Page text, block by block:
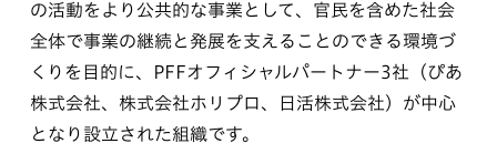
の活動をより公共的な事業として、官民を含めた社会
全体で事業の継続と発展を支えることのできる環境づ
くりを目的に、PFFオフィシャルパートナー3社（ぴあ
株式会社、株式会社ホリプロ、日活株式会社）が中心
となり設立された組織です。